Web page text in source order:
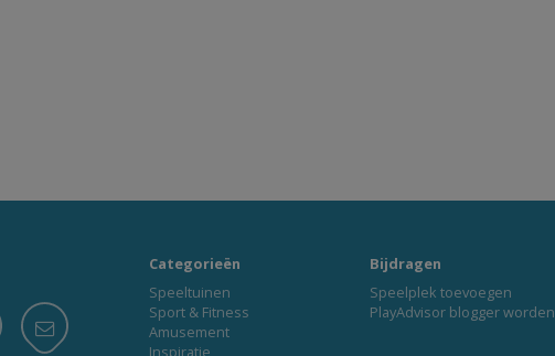
Categorieën
Speeltuinen
Sport & Fitness
Amusement
Inspiratie
Bijdragen
Speelplek toevoegen
PlayAdvisor blogger worden